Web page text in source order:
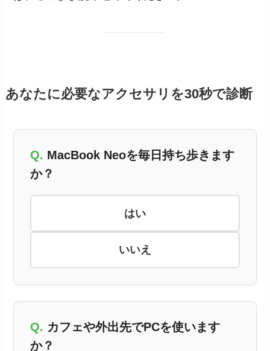
あなたに必要なアクセサリを30秒で診断
MacBook Neoを毎日持ち歩きます
か？
はい
いいえ
カフェや外出先でPCを使います
か？